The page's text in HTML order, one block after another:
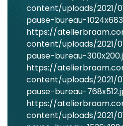
content/uploads/2021/
pause-bureau-
https://
content/uploads/2021/
pause-bureau-
https://
content/uploads/2021/
pause-bureau-
https://
content/uploads/2021/